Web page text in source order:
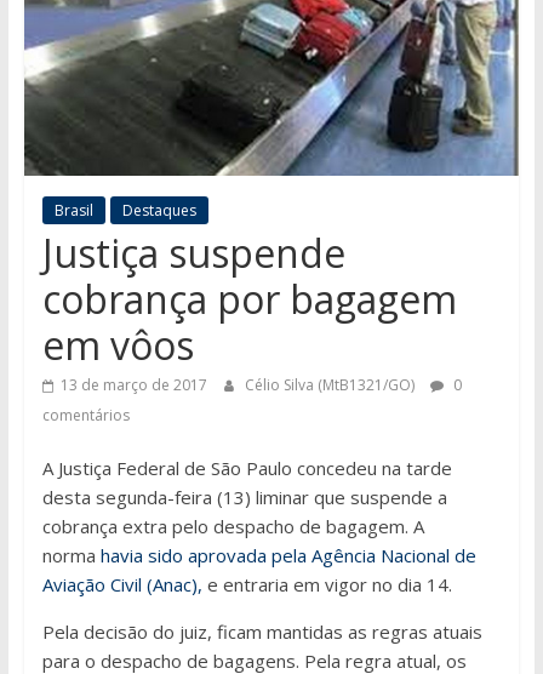
Brasil Destaques
Justiça suspende
cobrança por bagagem
em vôos
13 de março de 2017 Célio Silva (MtB1321/GO)
0
comentários
A Justiça Federal de São Paulo concedeu na tarde
desta segunda-feira (13) liminar que suspende a
cobrança extra pelo despacho de bagagem. A
norma havia sido aprovada pela Agência Nacional de
Aviação Civil (Anac), e entraria em vigor no dia 14.
Pela decisão do juiz, ficam mantidas as regras atuais
para o despacho de bagagens. Pela regra atual, os